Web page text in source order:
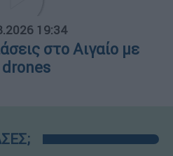
19:34
στο Αιγαίο με
drones